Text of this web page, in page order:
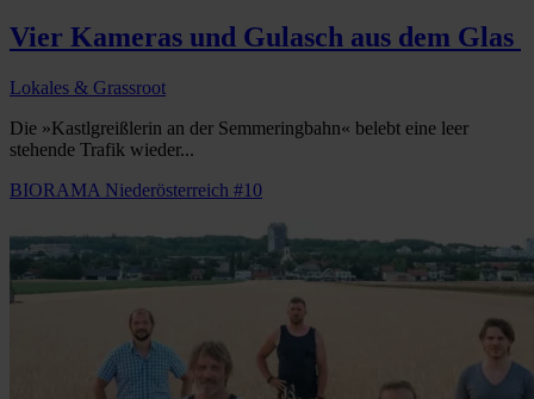
Vier Kameras und Gulasch aus dem Glas
Lokales & Grassroot
Die »Kastlgreißlerin an der Semmeringbahn« belebt eine leer
stehende Trafik wieder...
BIORAMA Niederösterreich #10